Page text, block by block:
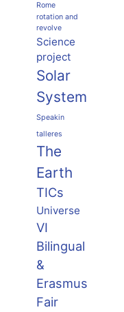
Rome
rotation and
revolve
Science
project
Solar
System
Speakin
talleres
The
Earth
TICs
Universe
VI
Bilingual
&
Erasmus
Fair